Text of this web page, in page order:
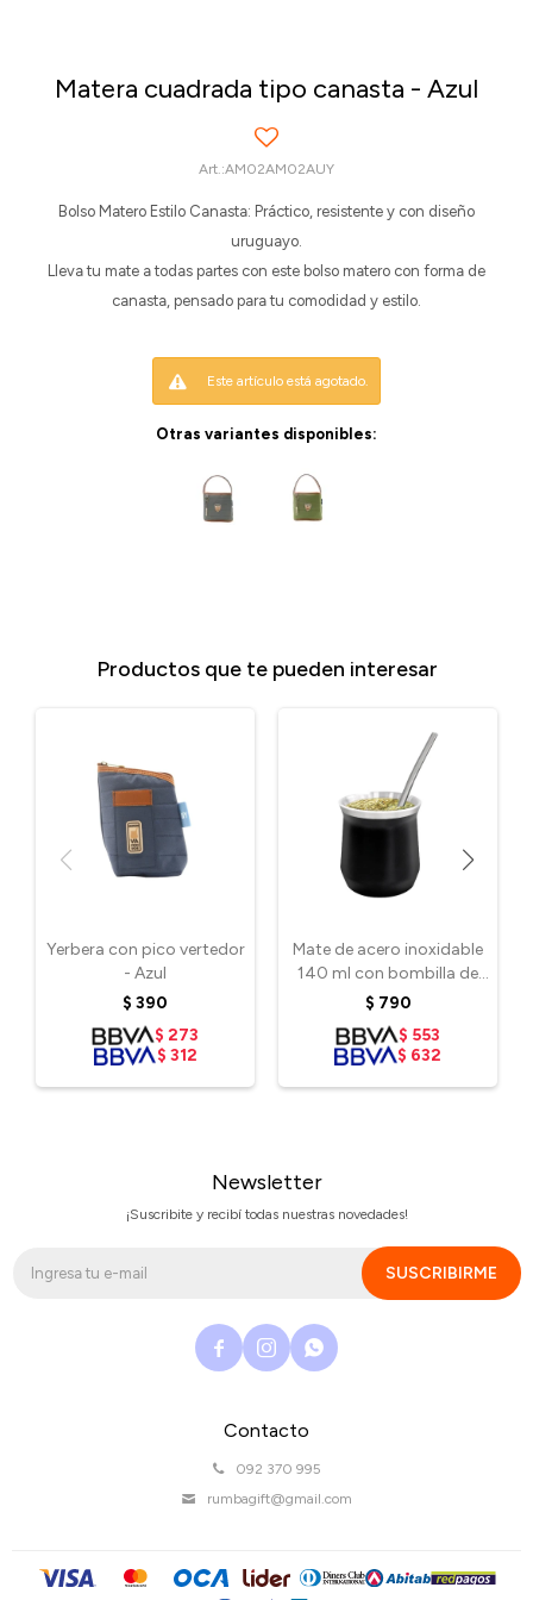
Matera cuadrada tipo canasta - Azul
AM02AM02AUY
Bolso Matero Estilo Canasta: Práctico, resistente y con diseño
uruguayo.
Lleva tu mate a todas partes con este bolso matero con forma de
canasta, pensado para tu comodidad y estilo.
Este artículo está agotado.
Otras variantes disponibles:
Productos que te pueden interesar
Yerbera con pico vertedor
- Azul
$ 390
$ 273
$ 312
Mate de acero inoxidable
140 ml con bombilla de
regalo - Negro
$ 790
$ 553
$ 632
Contacto
092 370 995
rumbagift@gmail.com
Newsletter
¡Suscribite y recibí todas nuestras novedades!
SUSCRIBIRME
  